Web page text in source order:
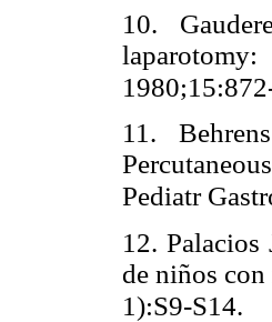
10.
11.
Pediatr
12.
de niños
1):S9-S14.